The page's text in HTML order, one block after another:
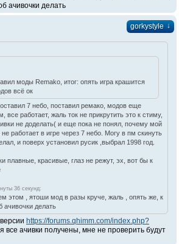
ачивочки делать
gorkystyle ↓
моды Remako, итог: опять игра крашится
всё ок
7 небо, поставил ремако, модов еще
все работает, жаль ток не прикрутить это к стиму,
не доделать( и еще пока не понял, почему мой
работает в игре через 7 небо. Могу в пм скинуть
и поверх установил русик ,выбрал 1998 год.
плавные, красивые, глаз не режут, эх, вот бы к
36 секунд:
этом , ятоши мод в разы круче, жаль , опять же, к
ачивочки делать
https://forums.qhimm.com/index.php?
все ачивки получены, мне не проверить будут